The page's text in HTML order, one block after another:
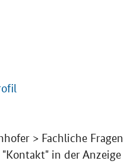
> Fachliche Fragen
in der Anzeige